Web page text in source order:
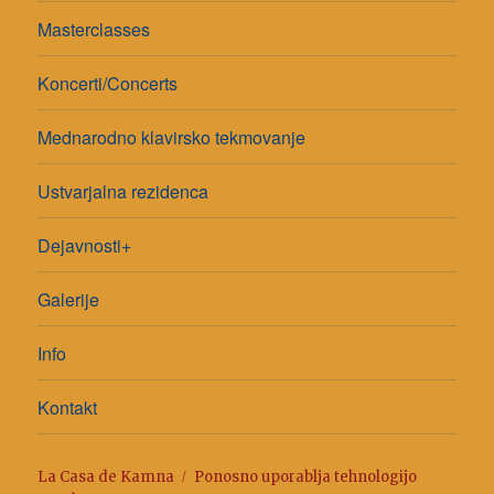
Masterclasses
Koncerti/Concerts
Mednarodno klavirsko tekmovanje
Ustvarjalna rezidenca
Dejavnosti+
Galerije
Info
Kontakt
La Casa de Kamna
Ponosno uporablja tehnologijo